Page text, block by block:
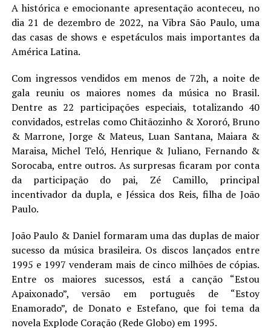
A histórica e emocionante apresentação aconteceu, no
dia 21 de dezembro de 2022, na Vibra São Paulo, uma
das casas de shows e espetáculos mais importantes da
América Latina.
Com ingressos vendidos em menos de 72h, a noite de
gala reuniu os maiores nomes da música no Brasil.
Dentre as 22 participações especiais, totalizando 40
convidados, estrelas como Chitãozinho & Xororó, Bruno
& Marrone, Jorge & Mateus, Luan Santana, Maiara &
Maraisa, Michel Teló, Henrique & Juliano, Fernando &
Sorocaba, entre outros. As surpresas ficaram por conta
da participação do pai, Zé Camillo, principal
incentivador da dupla, e Jéssica dos Reis, filha de João
Paulo.
João Paulo & Daniel formaram uma das duplas de maior
sucesso da música brasileira. Os discos lançados entre
1995 e 1997 venderam mais de cinco milhões de cópias.
Entre os maiores sucessos, está a canção “Estou
Apaixonado”, versão em português de “Estoy
Enamorado”, de Donato e Estefano, que foi tema da
novela Explode Coração (Rede Globo) em 1995.